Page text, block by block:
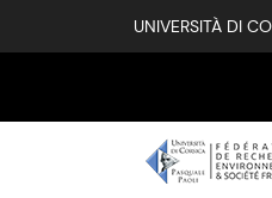
UNIVERSITÀ DI